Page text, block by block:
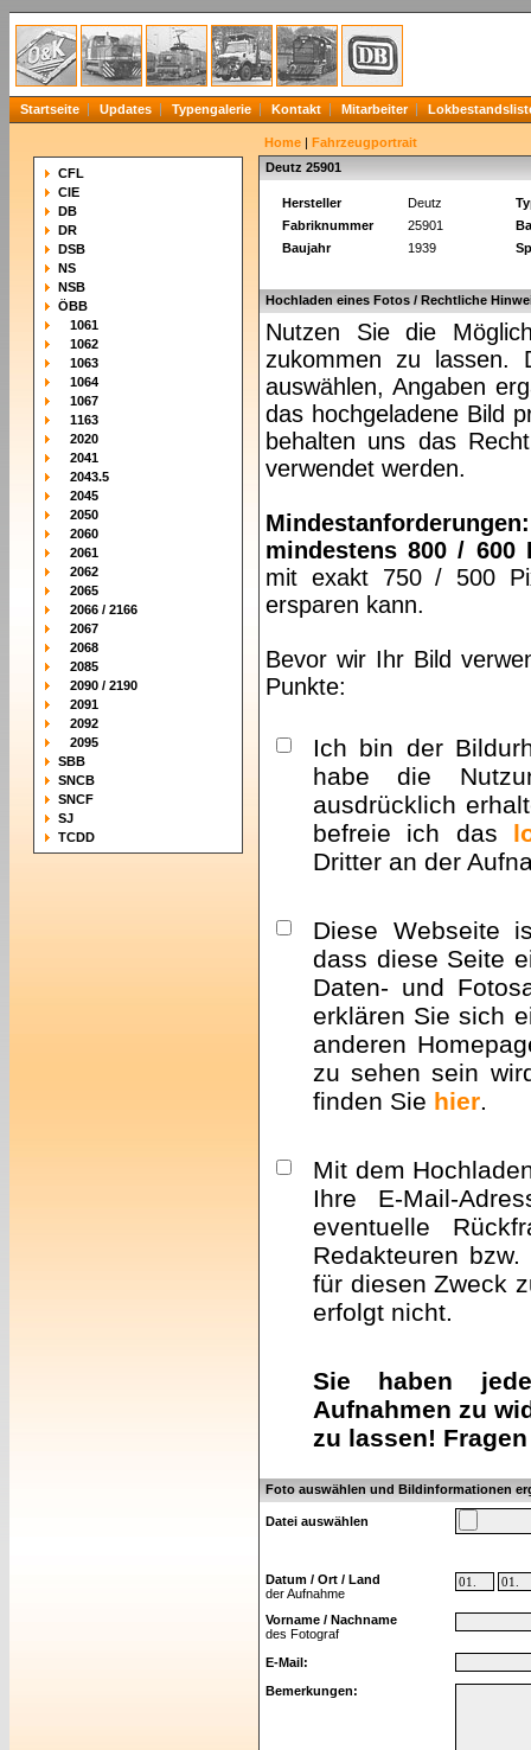
Startseite Updates Typengalerie Kontakt Mitarbeiter
CFL
CIE
DB
DR
DSB
NS
NSB
ÖBB
1061
1062
1063
1064
1067
1163
2020
2041
2043.5
2045
2050
2060
2061
2062
2065
2066 / 2166
2067
2068
2085
2090 / 2190
2091
2092
2095
SBB
SNCB
SNCF
SJ
TCDD
Home | Fahrzeugportrait
Deutz 25901
Hersteller Deutz
Fabriknummer
25901
Baujahr
1939
Hochladen eines Fotos / Rechtliche
Nutzen Sie die
zukommen zu lassen.
auswählen, Angaben
das hochgeladene Bild
behalten uns das
verwendet werden.
Mindestanforderungen:
mindestens 800 / 600
mit exakt 750 / 500
ersparen kann.
Bevor wir Ihr Bild
Punkte:
Ich bin der
habe die
ausdrücklich
befreie ich das
Dritter an der
Diese Webseite
dass diese Seite
Daten- und
erklären Sie sich
anderen
zu sehen sein
finden Sie hier.
Mit dem
Ihre E-Mail-
eventuelle
Redakteuren
für diesen Zweck
erfolgt nicht.
Sie haben
Aufnahmen zu
zu lassen!
Foto auswählen und Bildinformationen
Datei auswählen
Datum / Ort / Land
der Aufnahme
Vorname / Nachname
des Fotograf
E-Mail:
Bemerkungen: